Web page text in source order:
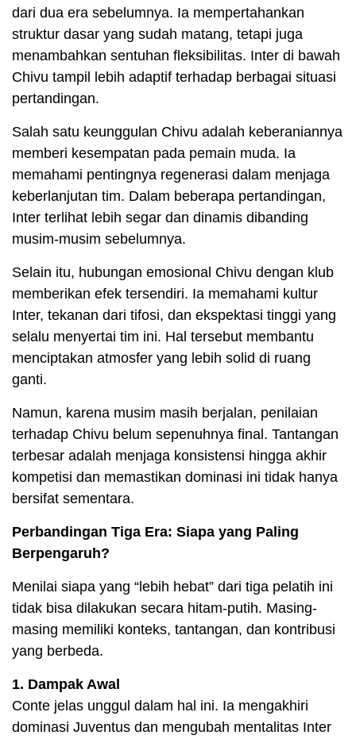
dari dua era sebelumnya. Ia mempertahankan
struktur dasar yang sudah matang, tetapi juga
menambahkan sentuhan fleksibilitas. Inter di bawah
Chivu tampil lebih adaptif terhadap berbagai situasi
pertandingan.
Salah satu keunggulan Chivu adalah keberaniannya
memberi kesempatan pada pemain muda. Ia
memahami pentingnya regenerasi dalam menjaga
keberlanjutan tim. Dalam beberapa pertandingan,
Inter terlihat lebih segar dan dinamis dibanding
musim-musim sebelumnya.
Selain itu, hubungan emosional Chivu dengan klub
memberikan efek tersendiri. Ia memahami kultur
Inter, tekanan dari tifosi, dan ekspektasi tinggi yang
selalu menyertai tim ini. Hal tersebut membantu
menciptakan atmosfer yang lebih solid di ruang
ganti.
Namun, karena musim masih berjalan, penilaian
terhadap Chivu belum sepenuhnya final. Tantangan
terbesar adalah menjaga konsistensi hingga akhir
kompetisi dan memastikan dominasi ini tidak hanya
bersifat sementara.
Perbandingan Tiga Era: Siapa yang Paling
Berpengaruh?
Menilai siapa yang “lebih hebat” dari tiga pelatih ini
tidak bisa dilakukan secara hitam-putih. Masing-
masing memiliki konteks, tantangan, dan kontribusi
yang berbeda.
1. Dampak Awal
Conte jelas unggul dalam hal ini. Ia mengakhiri
dominasi Juventus dan mengubah mentalitas Inter